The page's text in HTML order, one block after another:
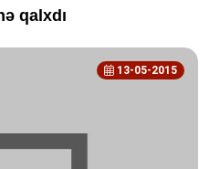
qalxdı
13-05-2015